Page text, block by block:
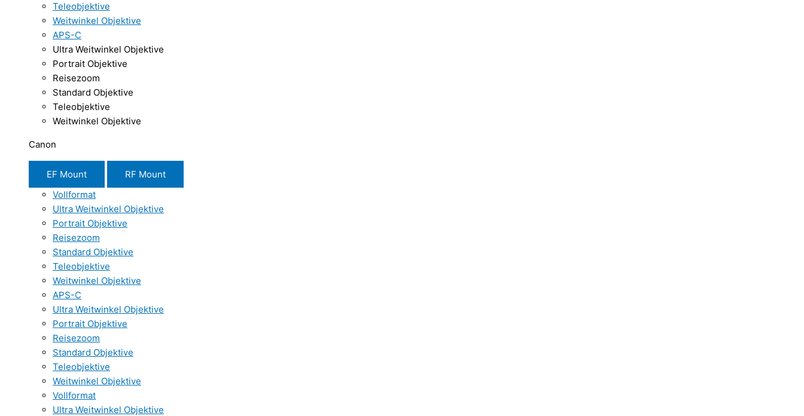
Teleobjektive
Weitwinkel Objektive
APS-C
Ultra Weitwinkel Objektive
Portrait Objektive
Reisezoom
Standard Objektive
Teleobjektive
Weitwinkel Objektive
Canon
EF Mount
RF Mount
Vollformat
Ultra Weitwinkel Objektive
Portrait Objektive
Reisezoom
Standard Objektive
Teleobjektive
Weitwinkel Objektive
APS-C
Ultra Weitwinkel Objektive
Portrait Objektive
Reisezoom
Standard Objektive
Teleobjektive
Weitwinkel Objektive
Vollformat
Ultra Weitwinkel Objektive